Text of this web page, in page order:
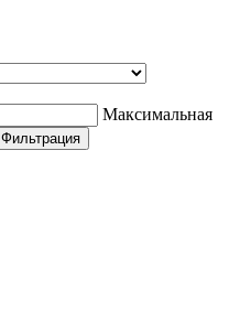
Максимальная
Фильтрация